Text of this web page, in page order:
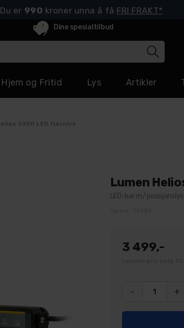
7 Dine spesialtilbud
Hjem og Fritid Lys Artikler
Du er 990 kroner unna å få FRI FRAKT*
Lumen
LED-bar m/
3 499,-
- +